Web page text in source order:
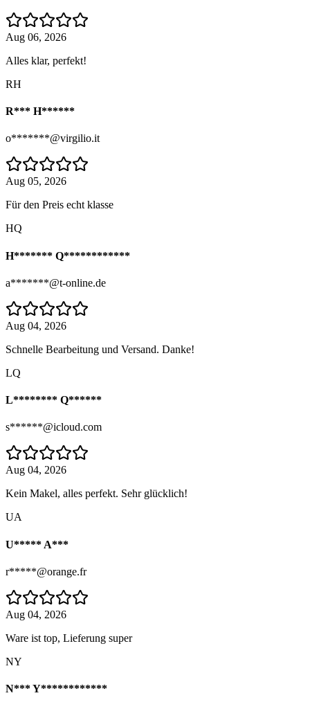
Aug 06, 2026
Alles klar, perfekt!
RH
R*** H******
o*******@virgilio.it
Aug 05, 2026
Für den Preis echt klasse
HQ
H******* Q************
a*******@t-online.de
Aug 04, 2026
Schnelle Bearbeitung und Versand. Danke!
LQ
L******** Q******
s******@icloud.com
Aug 04, 2026
Kein Makel, alles perfekt. Sehr glücklich!
UA
U***** A***
r*****@orange.fr
Aug 04, 2026
Ware ist top, Lieferung super
NY
N*** Y************